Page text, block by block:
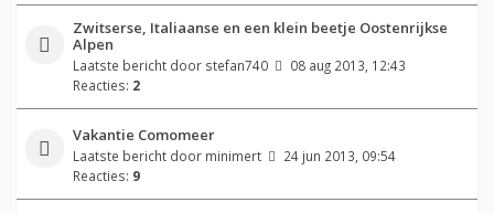
Zwitserse, Italiaanse en een klein beetje Oostenrijkse
Alpen
Laatste bericht door stefan740
08 aug 2013, 12:43
Reacties: 2
Vakantie Comomeer
Laatste bericht door minimert
24 jun 2013, 09:54
Reacties: 9